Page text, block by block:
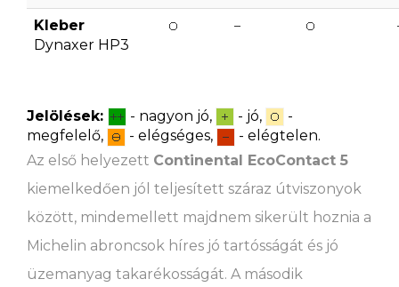
Kleber
Dynaxer HP3
Jelölések: - nagyon jó, - jó,
-
megfelelő,
- elégséges,
- elégtelen.
Az első helyezett Continental EcoContact 5
kiemelkedően jól teljesített száraz útviszonyok
között, mindemellett majdnem sikerült hoznia a
Michelin abroncsok híres jó tartósságát és jó
üzemanyag takarékosságát. A második